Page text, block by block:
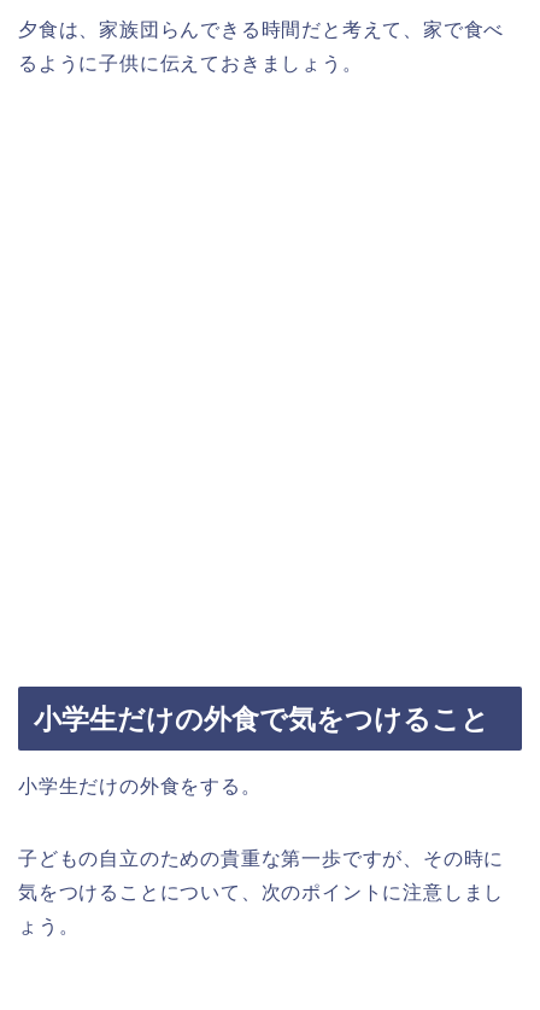
夕食は、家族団らんできる時間だと考えて、家で食べ
るように子供に伝えておきましょう。
小学生だけの外食で気をつけること
小学生だけの外食をする。
子どもの自立のための貴重な第一歩ですが、その時に
気をつけることについて、次のポイントに注意しまし
ょう。